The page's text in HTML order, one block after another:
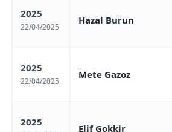
2025
22/04/2025
Hazal Burun
2025
22/04/2025
Mete Gazoz
2025
Elif Gokkir